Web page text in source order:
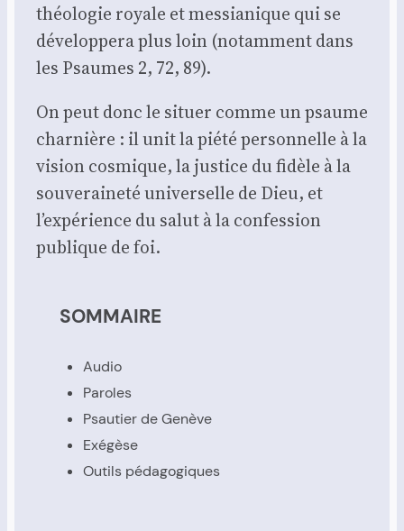
théo­lo­gie royale et mes­sia­nique qui se
déve­lop­pe­ra plus loin (notam­ment dans
les Psaumes 2, 72, 89).
On peut donc le situer comme un psaume
char­nière : il unit la pié­té per­son­nelle à la
vision cos­mique, la jus­tice du fidèle à la
sou­ve­rai­ne­té uni­ver­selle de Dieu, et
l’expérience du salut à la confes­sion
publique de foi.
SOMMAIRE
Audio
Paroles
Psau­tier de Genève
Exé­gèse
Outils péda­go­giques